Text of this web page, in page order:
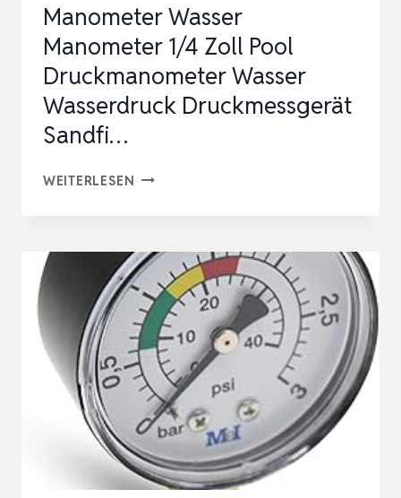
Manometer Wasser
Manometer 1/4 Zoll Pool
Druckmanometer Wasser
Wasserdruck Druckmessgerät
Sandfi…
WEITERLESEN MANOMETER
1/4
ZOLL
POOL
DRUCKMANOMETER
WASSER
WASSERDRUCK
DRUCKMESSGERÄT
SANDFI…